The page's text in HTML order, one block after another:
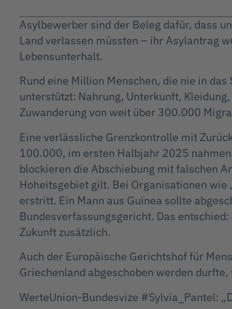
Asylbewerber sind der Beleg dafür, dass
Land verlassen müssten – ihr Asylantrag
Lebensunterhalt.
Rund eine Million Menschen, die nie in
unterstützt: Nahrung, Unterkunft,
Zuwanderung von weit über 300.000
Eine verlässliche Grenzkontrolle mit
100.000, im ersten Halbjahr 2025
blockieren die Abschiebung mit falschen
Hoheitsgebiet gilt. Bei Organisationen wie
erstritt. Ein Mann aus Guinea sollte
Bundesverfassungsgericht. Das
Zukunft zusätzlich.
Auch der Europäische Gerichtshof für
Griechenland abgeschoben werden
WerteUnion-Bundesvize #Sylvia_Pantel: